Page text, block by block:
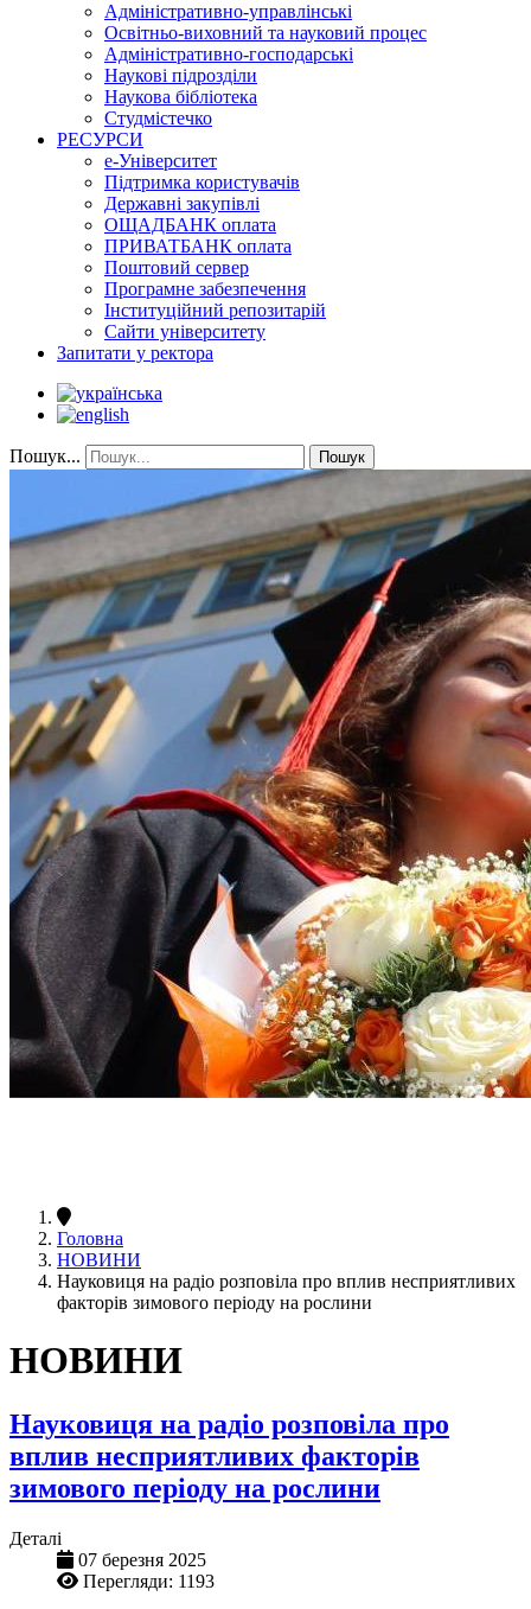
Адміністративно-управлінські
Освітньо-виховний та науковий процес
Адміністративно-господарські
Наукові підрозділи
Наукова бібліотека
Студмістечко
РЕСУРСИ
е-Університет
Підтримка користувачів
Державні закупівлі
ОЩАДБАНК оплата
ПРИВАТБАНК оплата
Поштовий сервер
Програмне забезпечення
Інституційний репозитарій
Сайти університету
Запитати у ректора
Пошук... Пошук
Головна
НОВИНИ
Науковиця на радіо розповіла про вплив несприятливих
факторів зимового періоду на рослини
НОВИНИ
Науковиця на радіо розповіла про
вплив несприятливих факторів
зимового періоду на рослини
Деталі
07 березня 2025
Перегляди: 1193